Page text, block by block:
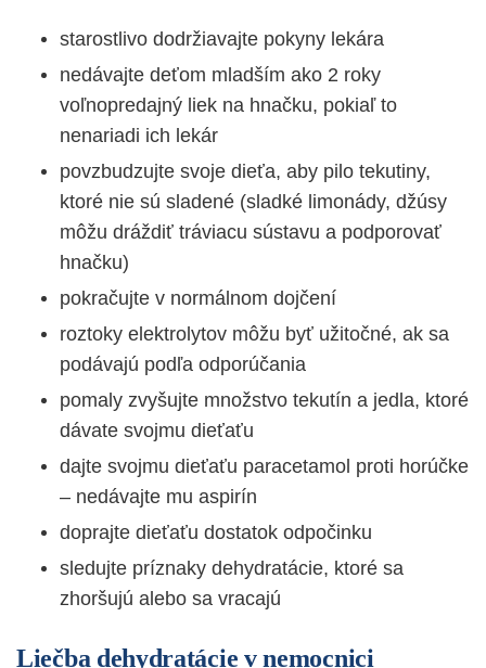
starostlivo dodržiavajte pokyny lekára
nedávajte deťom mladším ako 2 roky
voľnopredajný liek na hnačku, pokiaľ to
nenariadi ich lekár
povzbudzujte svoje dieťa, aby pilo tekutiny,
ktoré nie sú sladené (sladké limonády, džúsy
môžu dráždiť tráviacu sústavu a podporovať
hnačku)
pokračujte v normálnom dojčení
roztoky elektrolytov môžu byť užitočné, ak sa
podávajú podľa odporúčania
pomaly zvyšujte množstvo tekutín a jedla, ktoré
dávate svojmu dieťaťu
dajte svojmu dieťaťu paracetamol proti horúčke
– nedávajte mu aspirín
doprajte dieťaťu dostatok odpočinku
sledujte príznaky dehydratácie, ktoré sa
zhoršujú alebo sa vracajú
Liečba dehydratácie v nemocnici